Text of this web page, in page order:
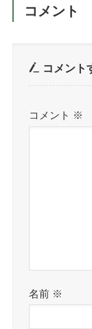
コメント
コメント
コメント ※
名前 ※